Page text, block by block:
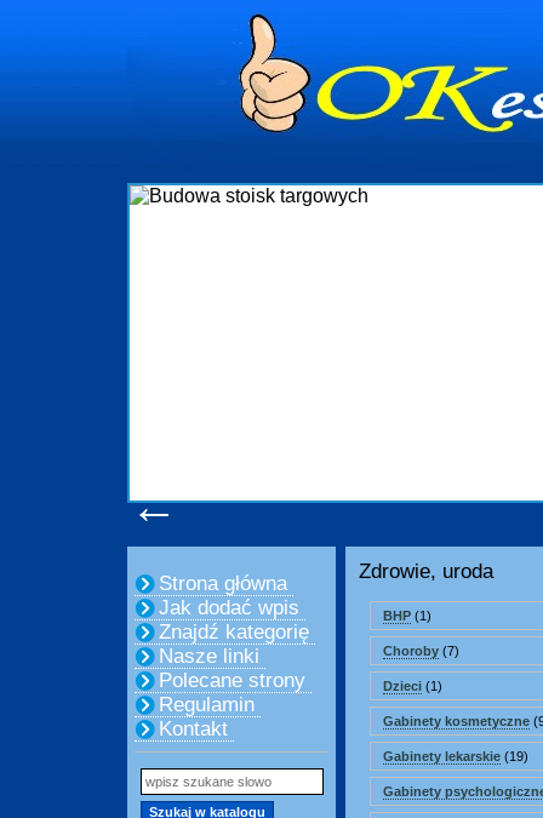
←
Strona główna
Jak dodać wpis
Znajdź kategorię
Nasze linki
Polecane strony
Regulamin
Kontakt
Zdrowie, uroda
BHP (1)
Choroby (7)
Dzieci (1)
Gabinety kosmetyczne
Gabinety lekarskie (19)
Gabinety